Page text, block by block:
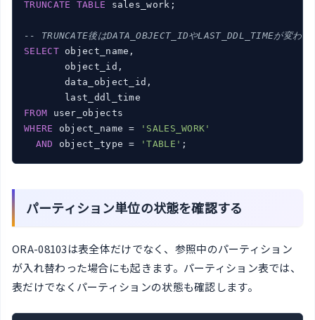
TRUNCATE TABLE sales_work;
-- TRUNCATE後はDATA_OBJECT_IDやLAST_DDL_TIMEが変わる
SELECT object_name,
       object_id,
       data_object_id,
FROM
WHERE object_name =
'SALES_WORK'
AND
object_type = 'TABLE' ;
パーティション単位の状態を確認する
ORA-08103は表全体だけでなく、参照中のパーティション
が入れ替わった場合にも起きます。パーティション表では、
表だけでなくパーティションの状態も確認します。